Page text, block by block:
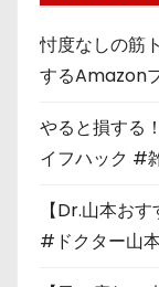
忖度なしの筋
するAmazon
やると損する
イフハック
【Dr.山本お
#ドクター山